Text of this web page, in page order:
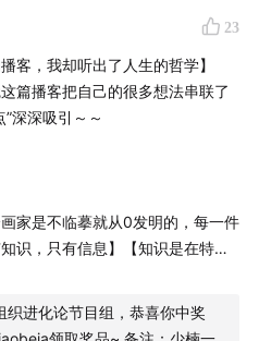
之于提高生命质量，多任务
在制造混乱，从抑郁症，到
会中蔓延着一种普遍的不安
、云文档、云盘、OKR、开
是飞书上的一款目标管理工
战略落地。我们也有来自飞
会用，flomo主页有非常详细贴心
的功能，里面都有文字或动图的讲
23
客，我却听出了人生的哲学】
篇播客把自己的很多想法串联了
深深吸引～～
家是不临摹就从0发明的，每一件
识，只有信息】【知识是在特殊
力】。
织进化论节目组，恭喜你中奖